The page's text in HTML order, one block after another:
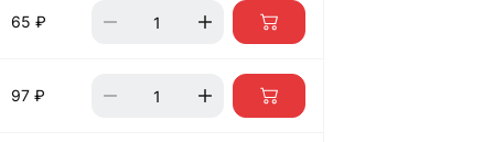
65 ₽
97 ₽